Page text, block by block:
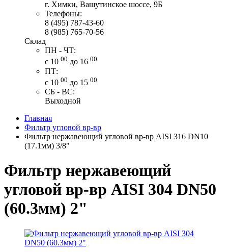
г. Химки, Вашутинское шоссе, 9Б
Телефоны:
8 (495) 787-43-60
8 (985) 765-70-56
Склад
ПН - ЧТ:
с 10 00 до 16 00
ПТ:
с 10 00 до 15 00
СБ - ВС:
Выходной
Главная
Фильтр угловой вр-вр
Фильтр нержавеющий угловой вр-вр AISI 316 DN10
(17.1мм) 3/8"
Фильтр нержавеющий
угловой вр-вр AISI 304 DN50
(60.3мм) 2"